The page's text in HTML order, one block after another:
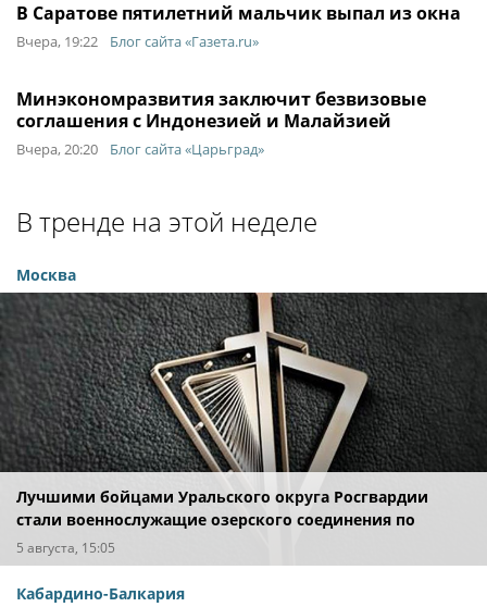
В Саратове пятилетний мальчик выпал из окна
Вчера, 19:22 Блог сайта «Газета.ru»
Минэкономразвития заключит безвизовые
соглашения с Индонезией и Малайзией
Вчера, 20:20 Блог сайта «Царьград»
В тренде на этой неделе
Москва
Лучшими бойцами Уральского округа Росгвардии
стали военнослужащие озерского соединения по
охране важных государственных объектов
5 августа, 15:05
Кабардино-Балкария